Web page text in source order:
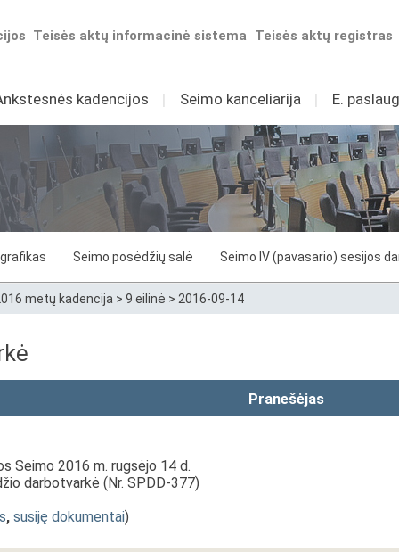
Teisės aktų registras
Teisės aktų informacinė sistema
kadencijos I Seimo kanceliarija I E.
grafikas Seimo posėdžių salė Seimo IV (pavasario) sesijos
metų kadencija > 9 eilinė > 2016-09-14
Pranešėjas
Seimo 2016 m. rugsėjo 14 d.
darbotvarkė (Nr. SPDD-377)
, susiję dokumentai)